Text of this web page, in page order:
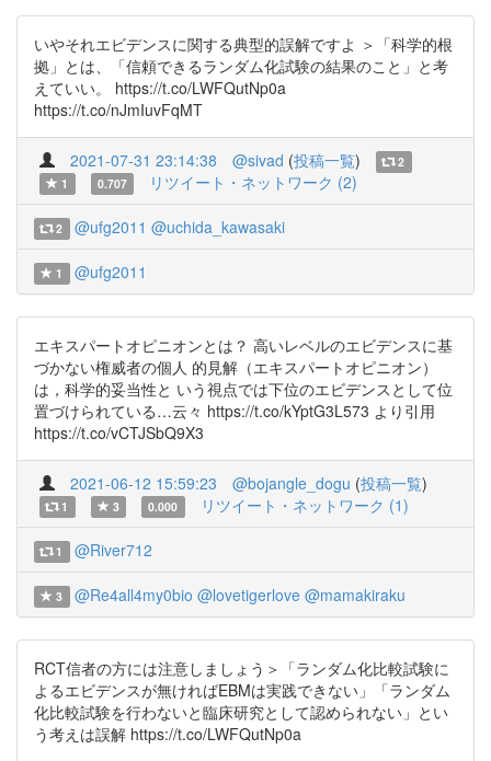
いやそれエビデンスに関する典型的誤解ですよ ＞「科学的根
拠」とは、「信頼できるランダム化試験の結果のこと」と考
えていい。 https://t.co/LWFQutNp0a
https://t.co/nJmIuvFqMT
2021-07-31 23:14:38 @sivad (投稿一覧)
2
1
0.707 リツイート・ネットワーク (2)
2 @ufg2011 @uchida_kawasaki
1 @ufg2011
エキスパートオピニオンとは？ 高いレベルのエビデンスに基
づかない権威者の個人 的見解（エキスパートオピニオン）
は，科学的妥当性と いう視点では下位のエビデンスとして位
置づけられている…云々 https://t.co/kYptG3L573 より引用
https://t.co/vCTJSbQ9X3
2021-06-12 15:59:23 @bojangle_dogu (投稿一覧)
1 3 0.000 リツイート・ネットワーク (1)
1 @River712
3 @Re4all4my0bio @lovetigerlove @mamakiraku
RCT信者の方には注意しましょう＞「ランダム化比較試験に
よるエビデンスが無ければEBMは実践できない」「ランダム
化比較試験を行わないと臨床研究として認められない」とい
う考えは誤解 https://t.co/LWFQutNp0a